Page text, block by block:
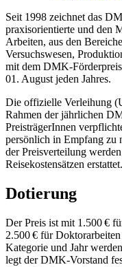
Seit 1998 zeichnet das
praxisorientierte und den
Arbeiten, aus den
Versuchswesen,
mit dem DMK-
01. August jeden Jahres.
Die offizielle Verleihung
Rahmen der jährlichen
PreisträgerInnen
persönlich in Empfang zu
der Preisverteilung
Reisekostensätzen erstattet.
Dotierung
Der Preis ist mit 1.500 €
2.500 € für
Kategorie und Jahr
legt der DMK-Vorstand